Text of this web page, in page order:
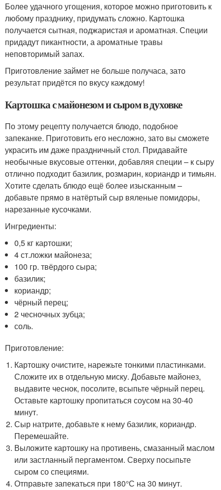
Более удачного угощения, которое можно приготовить к
любому празднику, придумать сложно. Картошка
получается сытная, поджаристая и ароматная. Специи
придадут пикантности, а ароматные травы
неповторимый запах.
Приготовление займет не больше получаса, зато
результат придётся по вкусу каждому!
Картошка с майонезом и сыром в духовке
По этому рецепту получается блюдо, подобное
запеканке. Приготовить его несложно, зато вы сможете
украсить им даже праздничный стол. Придавайте
необычные вкусовые оттенки, добавляя специи – к сыру
отлично подходит базилик, розмарин, кориандр и тимьян.
Хотите сделать блюдо ещё более изысканным –
добавьте прямо в натёртый сыр вяленые помидоры,
нарезанные кусочками.
Ингредиенты:
0,5 кг картошки;
4 ст.ложки майонеза;
100 гр. твёрдого сыра;
базилик;
кориандр;
чёрный перец;
2 чесночных зубца;
соль.
Приготовление:
Картошку очистите, нарежьте тонкими пластинками.
Сложите их в отдельную миску. Добавьте майонез,
выдавите чеснок, посолите, всыпьте чёрный перец.
Оставьте картошку пропитаться соусом на 30-40
минут.
Сыр натрите, добавьте к нему базилик, кориандр.
Перемешайте.
Выложите картошку на противень, смазанный маслом
или застланный пергаментом. Сверху посыпьте
сыром со специями.
Отправьте запекаться при 180°С на 30 минут.